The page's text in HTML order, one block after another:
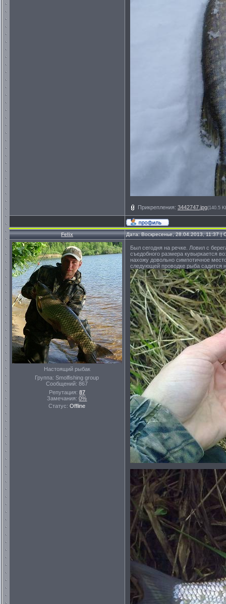
Прикрепления: 3442747.jpg(140.5
Felix Дата: Воскресенье, 28.04.2013, 11:37
Настоящий рыбак
Группа: Smolfishing group
Сообщений:867
Репутация: 87
Замечания:0%
Статус:Offline
Был сегодня на речке. Ловил с
съедобного размера кувыркается
нахожу довольно симпотичное
следующей проводке рыба садится